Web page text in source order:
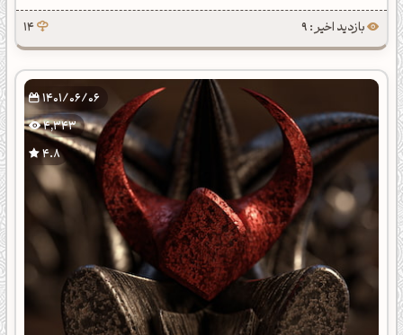
بازدید اخیر : 9 14
1401/06/06
4,343
4.8